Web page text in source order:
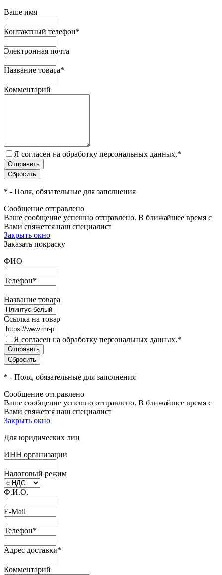
Ваше имя
Контактный телефон*
Электронная почта
Название товара*
Комментарий
Я согласен на обработку персональных данных.*
* - Поля, обязательные для заполнения
Сообщение отправлено
Ваше сообщение успешно отправлено. В ближайшее время с
Вами свяжется наш специалист
Закрыть окно
Заказать покраску
ФИО
Телефон*
Название товара
Ссылка на товар
Я согласен на обработку персональных данных.*
* - Поля, обязательные для заполнения
Сообщение отправлено
Ваше сообщение успешно отправлено. В ближайшее время с
Вами свяжется наш специалист
Закрыть окно
Для юридических лиц
ИНН организации
Налоговый режим
Ф.И.О.
E-Mail
Телефон*
Адрес доставки*
Комментарий